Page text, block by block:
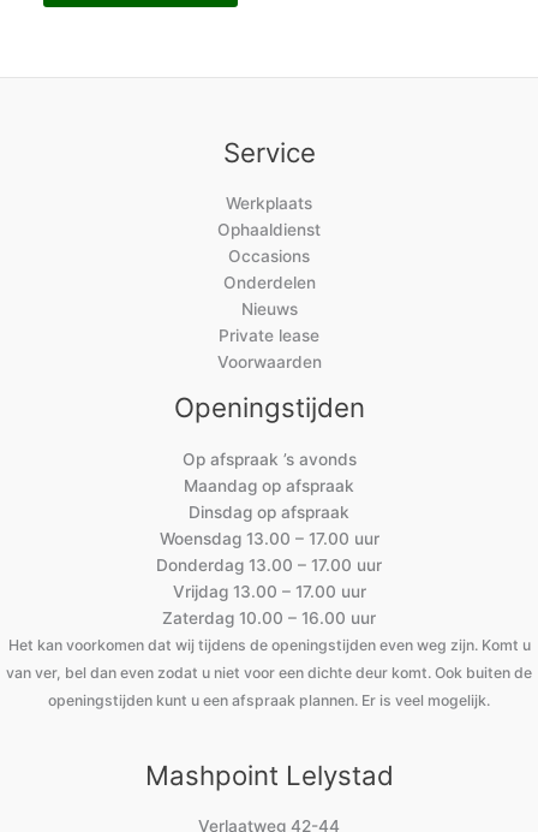
Service
Werkplaats
Ophaaldienst
Occasions
Onderdelen
Nieuws
Private lease
Voorwaarden
Openingstijden
Op afspraak ’s avonds
Maandag op afspraak
Dinsdag op afspraak
Woensdag 13.00 – 17.00 uur
Donderdag 13.00 – 17.00 uur
Vrijdag 13.00 – 17.00 uur
Zaterdag 10.00 – 16.00 uur
Het kan voorkomen dat wij tijdens de openingstijden even weg zijn. Komt u
van ver, bel dan even zodat u niet voor een dichte deur komt. Ook buiten de
openingstijden kunt u een afspraak plannen. Er is veel mogelijk.
Mashpoint Lelystad
Verlaatweg 42-44